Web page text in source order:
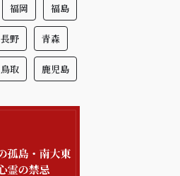
福岡 福島
長野 青森
鳥取 鹿児島